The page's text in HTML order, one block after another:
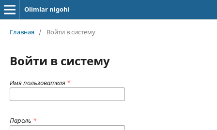
Olimlar nigohi
Главная / Войти в систему
Войти в систему
Имя пользователя *
Пароль *